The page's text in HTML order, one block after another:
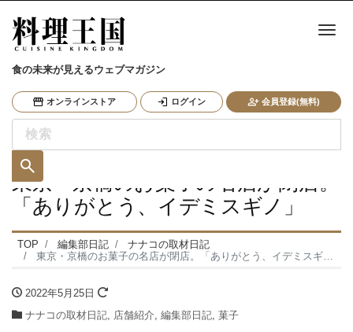
食の未来が見えるウェブマガジン
オンラインストア ログイン 会員登録(無料)
ナ
東京・京橋のお菓子の名店が閉店。
「ありがとう、イデミスギノ」
TOP 編集部日記
ナナコの取材日記
東京・京橋のお菓子の名店が閉店。「ありがとう、イデミスギノ」
2022年5月25日
ナナコの取材日記, 店舗紹介, 編集部日記, 菓子